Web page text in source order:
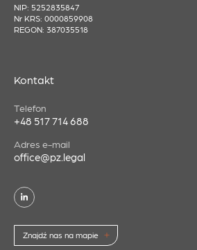
NIP: 5252835847
Nr KRS: 0000859908
REGON: 387035518
Kontakt
Telefon
+48 517 714 688
Adres e-mail
office@pz.legal
Znajdź nas na mapie